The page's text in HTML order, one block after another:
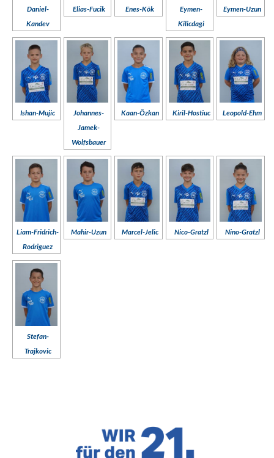
Daniel-
Kandev
Elias-Fucik Enes-Kök
Eymen-
Kilicdagi
Eymen-Uzun
Ishan-Mujic
Johannes-
Jamek-
Wolfsbauer
Kaan-Özkan Kiril-Hostiuc Leopold-Ehm
Liam-Fridrich-
Rodriguez
Mahir-Uzun Marcel-Jelic Nico-Gratzl Nino-Gratzl
Stefan-
Trajkovic